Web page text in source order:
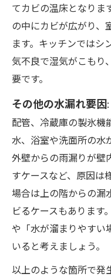
てカビの温床となりま
の中にカビが広がり、
ます。キッチンではシ
気不良で湿気がこもり
要です。
その他の水漏れ要因
配管、冷蔵庫の製氷機
水、浴室や洗面所の水
外壁からの雨漏りが壁
すケースなど、原因は
場合は上の階からの漏
ビるケースもあります
や「水が溜まりやすい
いると考えましょう。
以上のような箇所で発